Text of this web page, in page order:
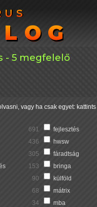
- 5 megfelelő
vagy ha csak egyet: kattints
691
fejlesztés
436
hwsw
305
fáradtság
153
bringa
90
külföld
68
mátrix
34
mba